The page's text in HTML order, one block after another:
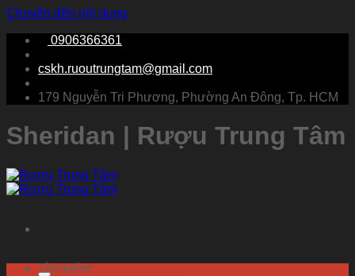
Chuyển đến nội dung
0906366361
cskh.ruoutrungtam@gmail.com
179 Nguyễn Tri Phương, Phường An Đông, Tp. HCM
Sheridan | Rượu Trung Tâm
Tìm kiếm: